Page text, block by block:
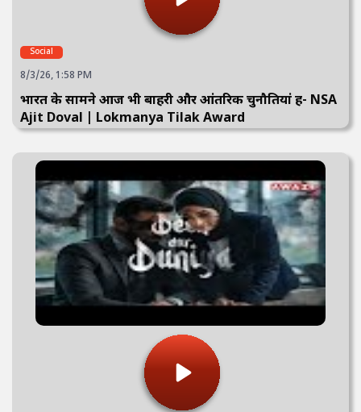
Social
8/3/26, 1:58 PM
भारत के सामने आज भी बाहरी और आंतरिक चुनौतियां हैं- NSA
Ajit Doval | Lokmanya Tilak Award